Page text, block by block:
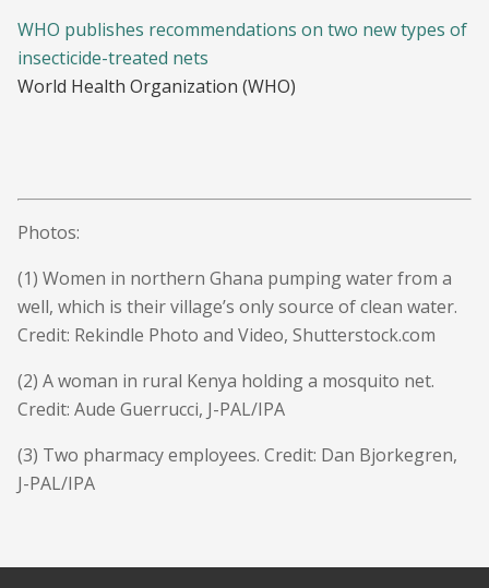
WHO publishes recommendations on two new types of
insecticide-treated nets
World Health Organization (WHO)
Photos:
(1) Women in northern Ghana pumping water from a
well, which is their village’s only source of clean water.
Credit: Rekindle Photo and Video, Shutterstock.com
(2) A woman in rural Kenya holding a mosquito net.
Credit: Aude Guerrucci, J-PAL/IPA
(3) Two pharmacy employees. Credit: Dan Bjorkegren,
J-PAL/IPA